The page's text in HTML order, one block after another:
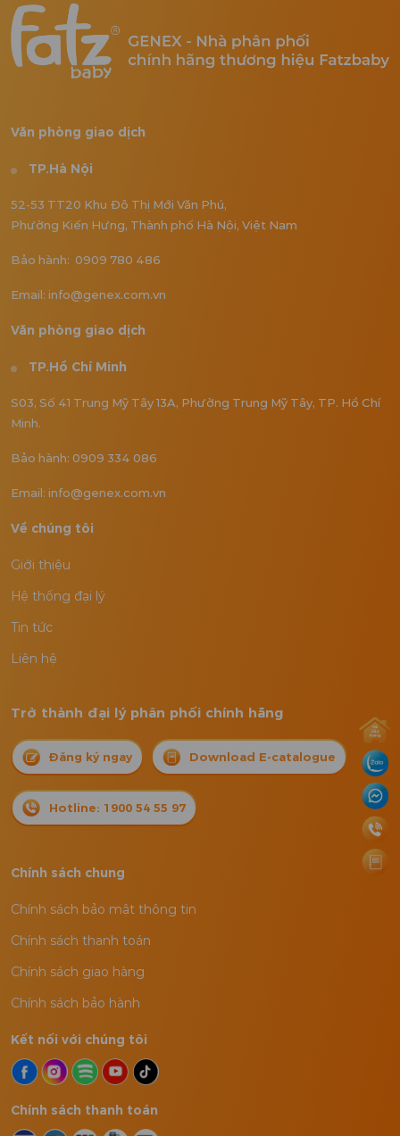
Văn phòng giao dịch
TP.Hà Nội
52-53 TT20 Khu Đô Thị Mới Văn Phú,
Phường Kiến Hưng, Thành phố Hà Nội, Việt Nam
Bảo hành: 0909 780 486
Email: info@genex.com.vn
Văn phòng giao dịch
TP.Hồ Chí Minh
S03, Số 41 Trung Mỹ Tây 13A, Phường Trung Mỹ Tây, TP. Hồ Chí
Minh.
Bảo hành: 0909 334 086
Email: info@genex.com.vn
Về chúng tôi
Giới thiệu
Hệ thống đại lý
Tin tức
Liên hệ
Trở thành đại lý phân phối chính hãng
Đăng ký ngay Download E-catalogue
Hotline: 1900 54 55 97
Chính sách chung
Chính sách bảo mật thông tin
Chính sách thanh toán
Chính sách giao hàng
Chính sách bảo hành
Kết nối với chúng tôi
Chính sách thanh toán